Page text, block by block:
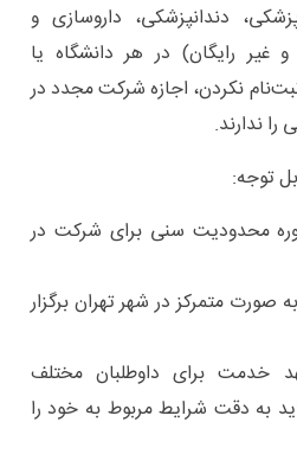
دندانپزشکی، داروسازی و
غیر رایگان) در هر دانشگاه یا
نکردن، اجازه شرکت مجدد در
ندارند.
توجه:
محدودیت سنی برای شرکت در
صورت متمرکز در شهر تهران برگزار
خدمت برای داوطلبان مختلف
به دقت شرایط مربوط به خود را